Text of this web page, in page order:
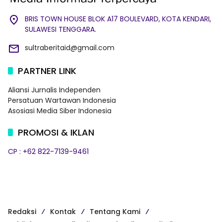
BRIS TOWN HOUSE BLOK A17 BOULEVARD, KOTA KENDARI,
SULAWESI TENGGARA.
sultraberitaid@gmail.com
PARTNER LINK
Aliansi Jurnalis Independen
Persatuan Wartawan Indonesia
Asosiasi Media Siber Indonesia
PROMOSI & IKLAN
CP : +62 822-7139-9461
Redaksi Kontak
Tentang Kami